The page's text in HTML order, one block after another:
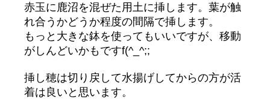
赤玉に鹿沼を混ぜた用土に挿します。葉が触
れ合うかどうか程度の間隔で挿します。
もっと大きな鉢を使ってもいいですが、移動
がしんどいかもですf(^_^;;
挿し穂は切り戻して水揚げしてからの方が活
着は良いと思います。